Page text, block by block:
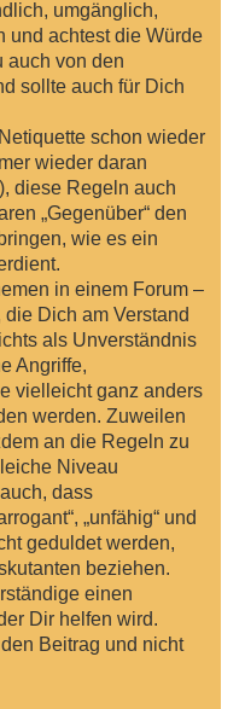
umgänglich,
und achtest die Würde
auch von den
sollte auch für Dich
schon wieder
wieder daran
diese Regeln auch
„Gegenüber“ den
wie es ein
in einem Forum –
Dich am Verstand
als Unverständnis
Angriffe,
vielleicht ganz anders
werden. Zuweilen
an die Regeln zu
Niveau
dass
„unfähig“ und
geduldet werden,
beziehen.
einen
Dir helfen wird.
Beitrag und nicht